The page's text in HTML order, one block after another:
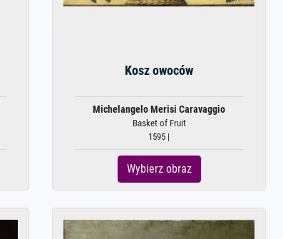
Kosz owoców
Michelangelo Merisi Caravaggio
Basket of Fruit
1595 |
Wybierz obraz